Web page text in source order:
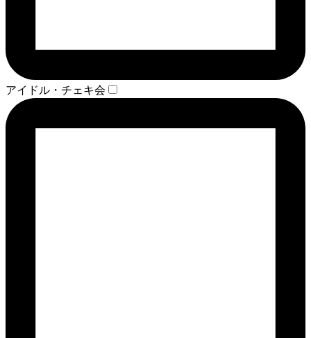
アイドル・チェキ会